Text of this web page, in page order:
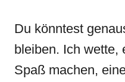
Du könntest
bleiben. Ich wette,
Spaß machen,